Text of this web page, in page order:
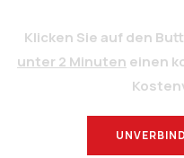
Klicken Sie auf den
unter 2 Minuten einen